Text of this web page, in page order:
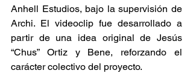
Anhell Estudios, bajo la supervisión de
Archi. El videoclip fue desarrollado a
partir de una idea original de Jesús
“Chus” Ortiz y Bene, reforzando el
carácter colectivo del proyecto.